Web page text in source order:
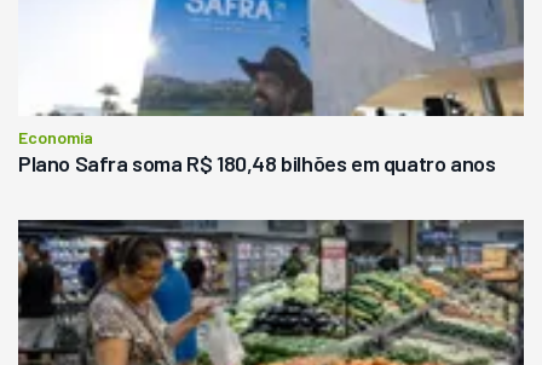
Economia
Plano Safra soma R$ 180,48 bilhões em quatro anos